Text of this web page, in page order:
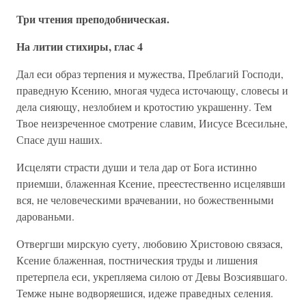
Три чтения преподобническая.
На литии стихиры, глас 4
Дал еси образ терпения и мужества, Преблагий Господи,
праведную Ксению, многая чудеса источающу, словесы и
дела сияющу, незлобием и кротостию украшенну. Тем
Твое неизреченное смотрение славим, Иисусе Всесильне,
Спасе душ наших.
Исцеляти страсти души и тела дар от Бога истинно
приемши, блаженная Ксение, преестественно исцелявши
вся, не человеческими врачевании, но божественными
дарованьми.
Отвергши мирскую суету, любовию Христовою связася,
Ксение блаженная, постническия труды и лишения
претерпела еси, укрепляема силою от Девы Возсиявшаго.
Темже ныне водворяешися, идеже праведных селения.